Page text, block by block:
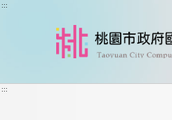
跳到主要內容
:::
:::